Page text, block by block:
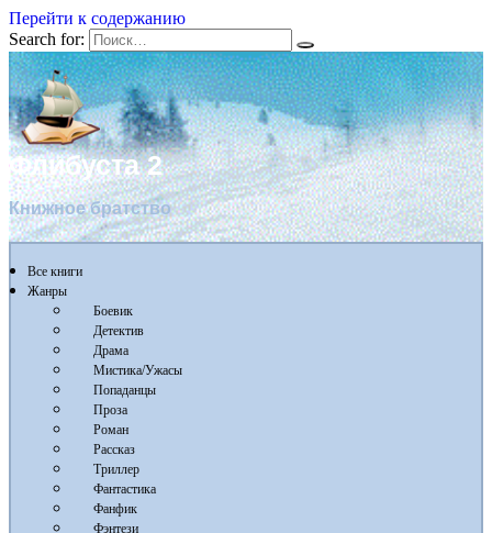
Перейти к содержанию
Search for:
Флибуста 2
Книжное братство
Все книги
Жанры
Боевик
Детектив
Драма
Мистика/Ужасы
Попаданцы
Проза
Роман
Рассказ
Триллер
Фантастика
Фанфик
Фэнтези